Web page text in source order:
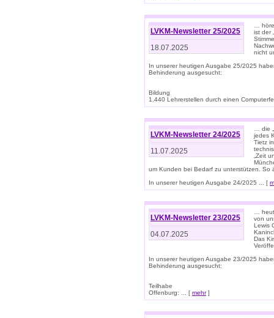
LVKM-Newsletter 25/2025
18.07.2025
…
ist der
nicht
In unserer heutigen Ausgabe 25/2025
Behinderung ausgesucht:
Bildung
1.440 Lehrerstellen durch einen
LVKM-Newsletter 24/2025
11.07.2025
… die
jedes
Tietz
„Zeit
um Kunden bei Bedarf zu unterstützen.
In unserer heutigen Ausgabe 24/2025 ... [
LVKM-Newsletter 23/2025
04.07.2025
…
von
Lewis
Das
In unserer heutigen Ausgabe 23/2025
Behinderung ausgesucht:
Teilhabe
Offenburg: ... [ mehr]